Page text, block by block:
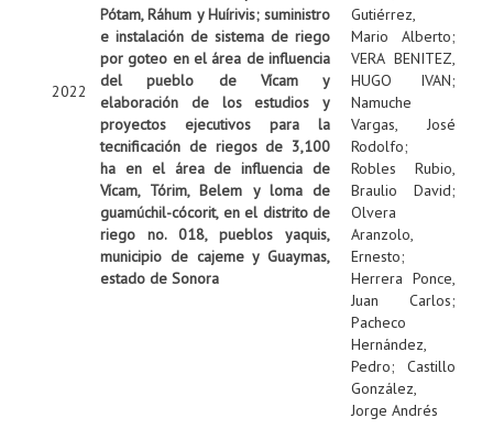
2022
Pótam, Ráhum y Huírivis; suministro
e instalación de sistema de riego
por goteo en el área de influencia
del pueblo de Vícam y
elaboración de los estudios y
proyectos ejecutivos para la
tecnificación de riegos de 3,100
ha en el área de influencia de
Vícam, Tórim, Belem y loma de
guamúchil-cócorit, en el distrito de
riego no. 018, pueblos yaquis,
municipio de cajeme y Guaymas,
estado de Sonora
Gutiérrez,
Mario Alberto;
VERA BENITEZ,
HUGO IVAN;
Namuche
Vargas, José
Rodolfo;
Robles Rubio,
Braulio David;
Olvera
Aranzolo,
Ernesto;
Herrera Ponce,
Juan Carlos;
Pacheco
Hernández,
Pedro; Castillo
González,
Jorge Andrés